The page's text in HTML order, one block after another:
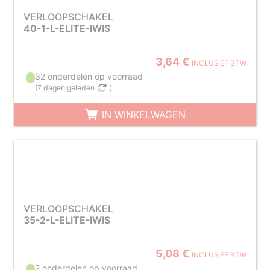
VERLOOPSCHAKEL
40-1-L-ELITE-IWIS
3,64 € INCLUSIEF BTW
32 onderdelen op voorraad
(7 dagen geleden )
IN WINKELWAGEN
VERLOOPSCHAKEL
35-2-L-ELITE-IWIS
5,08 € INCLUSIEF BTW
2 onderdelen op voorraad